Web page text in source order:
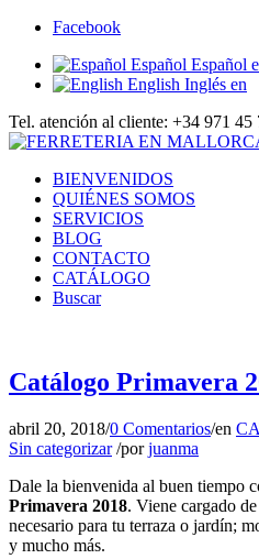
Facebook
Español Español
English Inglés en
Tel. atención al cliente: +34 971 45
BIENVENIDOS
QUIÉNES SOMOS
SERVICIOS
BLOG
CONTACTO
CATÁLOGO
Buscar
Catálogo Primavera
abril 20, 2018/0 Comentarios/en
Sin categorizar /porjuanma
Dale la bienvenida al buen tiempo
Primavera 2018. Viene cargado
necesario para tu terraza o jardín;
y mucho más.